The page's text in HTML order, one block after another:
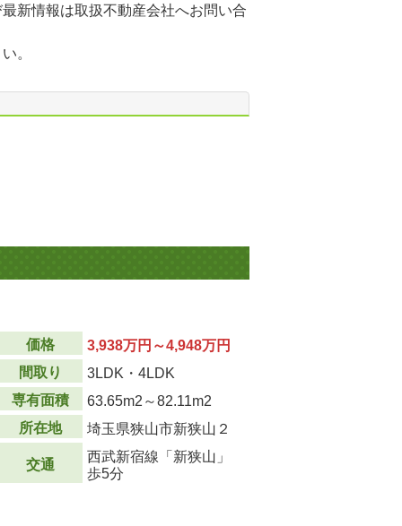
新情報は取扱不動産会社へお問い合
。
価格
3,938万円～4,948万円
間取り
3LDK・4LDK
専有面積
63.65m2 ～82.11m2
所在地
埼玉県狭山市新狭山２
交通
西武新宿線「新狭山」
歩5分